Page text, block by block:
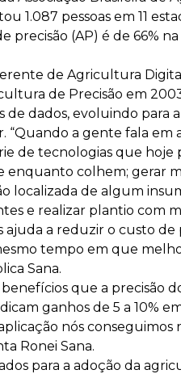
1.087 pessoas em 11
precisão (AP) é de 66%
de Agricultura
de Precisão em
dados, evoluindo para
“Quando a gente fala
de tecnologias que hoje
enquanto colhem; gerar
localizada de algum
e realizar plantio com
ajuda a reduzir o custo
tempo em que
Sana.
que a precisão
ganhos de 5 a 10%
nós conseguimos
Ronei Sana.
para a adoção da